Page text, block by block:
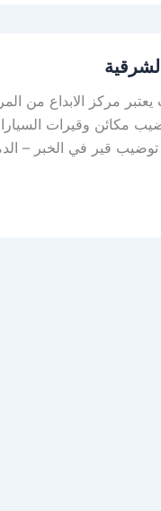
مركز الابداع من
وقيرات السيارات
توضيب قير في الخبر –